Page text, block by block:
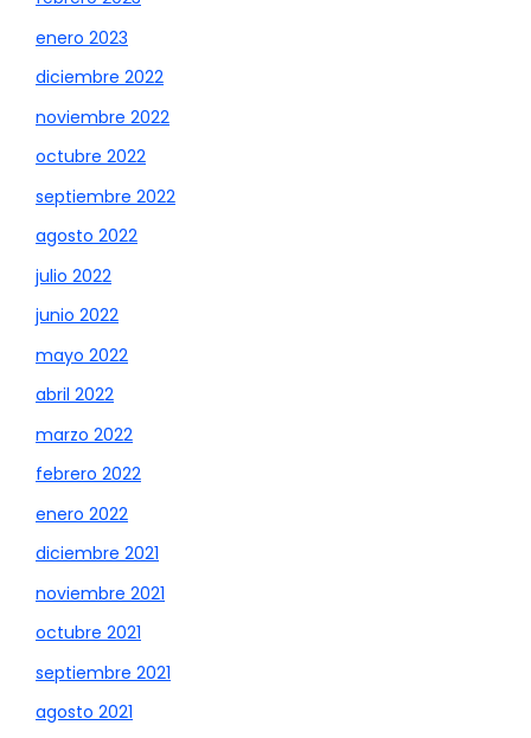
enero 2023
diciembre 2022
noviembre 2022
octubre 2022
septiembre 2022
agosto 2022
julio 2022
junio 2022
mayo 2022
abril 2022
marzo 2022
febrero 2022
enero 2022
diciembre 2021
noviembre 2021
octubre 2021
septiembre 2021
agosto 2021